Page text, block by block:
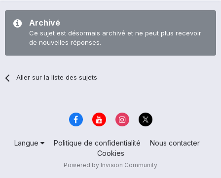
Archivé
Ce sujet est désormais archivé et ne peut plus recevoir
de nouvelles réponses.
Aller sur la liste des sujets
Langue Politique de confidentialité
Nous contacter
Cookies
Powered by Invision Community